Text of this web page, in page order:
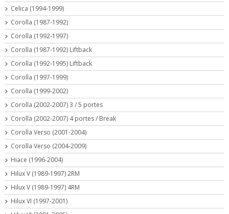
Celica (1994-1999)
Corolla (1987-1992)
Corolla (1992-1997)
Corolla (1987-1992) Liftback
Corolla (1992-1995) Liftback
Corolla (1997-1999)
Corolla (1999-2002)
Corolla (2002-2007) 3 / 5 portes
Corolla (2002-2007) 4 portes / Break
Corolla Verso (2001-2004)
Corolla Verso (2004-2009)
Hiace (1996-2004)
Hilux V (1989-1997) 2RM
Hilux V (1989-1997) 4RM
Hilux VI (1997-2001)